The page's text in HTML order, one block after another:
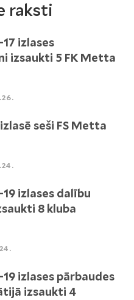
raksti
izlases
izsaukti 5 FK Metta
seši FS Metta
izlases dalību
8 kluba
izlases pārbaudes
izsaukti 4